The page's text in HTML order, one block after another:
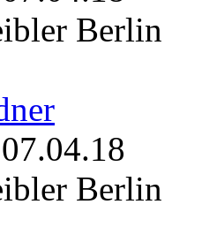
Berlin
07.04.18
Berlin